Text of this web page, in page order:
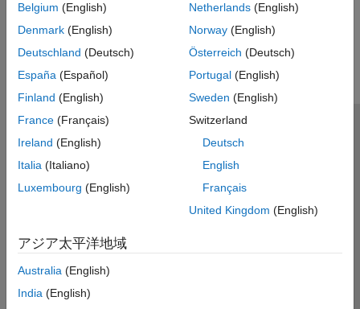
Belgium (English)
Denmark (English)
Deutschland (Deutsch)
España (Español)
Finland (English)
France (Français)
Ireland (English)
Italia (Italiano)
Luxembourg (English)
Netherlands(English)
Norway(English)
Österreich (Deutsch)
Portugal(English)
Sweden (English)
Switzerland
Deutsch
English
Français
United Kingdom (English)
アジア太平洋地域
Australia (English)
India (English)
Accelerating the pace of engineering and science
製品を見る
使い方を学ぶ
サポートを受ける